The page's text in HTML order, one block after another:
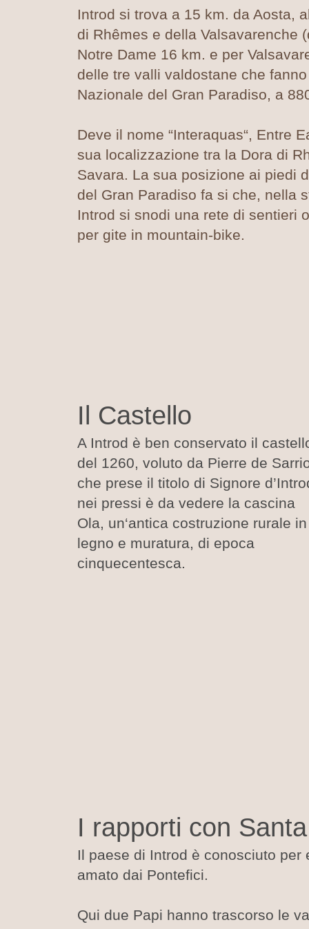
Introd si trova a 15 km. da Aosta,
di Rhêmes e della Valsavarenche
Notre Dame 16 km. e per
delle tre valli valdostane che
Nazionale del Gran Paradiso, a
Deve il nome “Interaquas“, Entre
sua localizzazione tra la Dora di
Savara. La sua posizione ai piedi
del Gran Paradiso fa si che, nella
Introd si snodi una rete di sentieri
per gite in mountain-bike.
Il Castello
A Introd è ben conservato il
del 1260, voluto da Pierre de
che prese il titolo di Signore
nei pressi è da vedere la cascina
Ola, un‘antica costruzione rurale in
legno e muratura, di epoca
cinquecentesca.
I rapporti con
Il paese di Introd è conosciuto per
amato dai Pontefici.
Qui due Papi hanno trascorso le